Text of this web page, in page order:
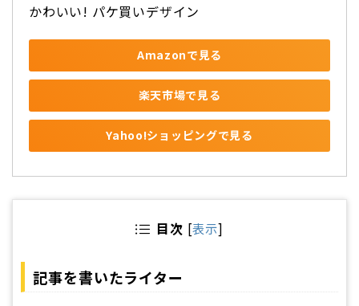
かわいい! パケ買いデザイン
Amazonで見る
楽天市場で見る
Yahoo!ショッピングで見る
目次 [表示]
記事を書いたライター